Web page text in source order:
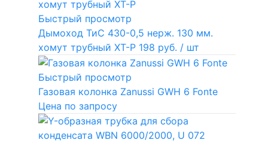
Быстрый просмотр
Дымоход ТиС 430-0,5 нерж. 130 мм.
хомут трубный ХТ-Р 198 руб. / шт
Быстрый просмотр
Газовая колонка Zanussi GWH 6 Fonte
Цена по запросу